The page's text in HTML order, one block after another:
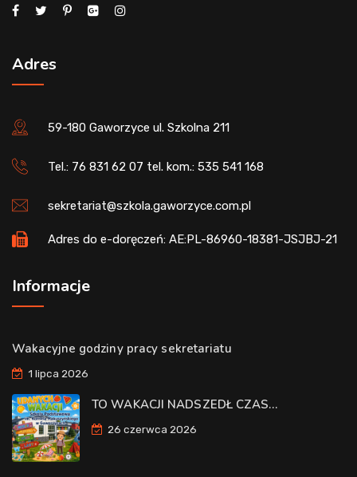
Adres
59-180 Gaworzyce ul. Szkolna 211
Tel.: 76 831 62 07 tel. kom.: 535 541 168
sekretariat@szkola.gaworzyce.com.pl
Adres do e-doręczeń: AE:PL-86960-18381-JSJBJ-21
Informacje
Wakacyjne godziny pracy sekretariatu
1 lipca 2026
TO WAKACJI NADSZEDŁ CZAS…
26 czerwca 2026